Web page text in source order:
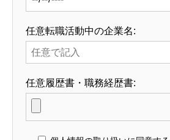
任意転職活動中の企業名:
任意履歴書・職務経歴書: